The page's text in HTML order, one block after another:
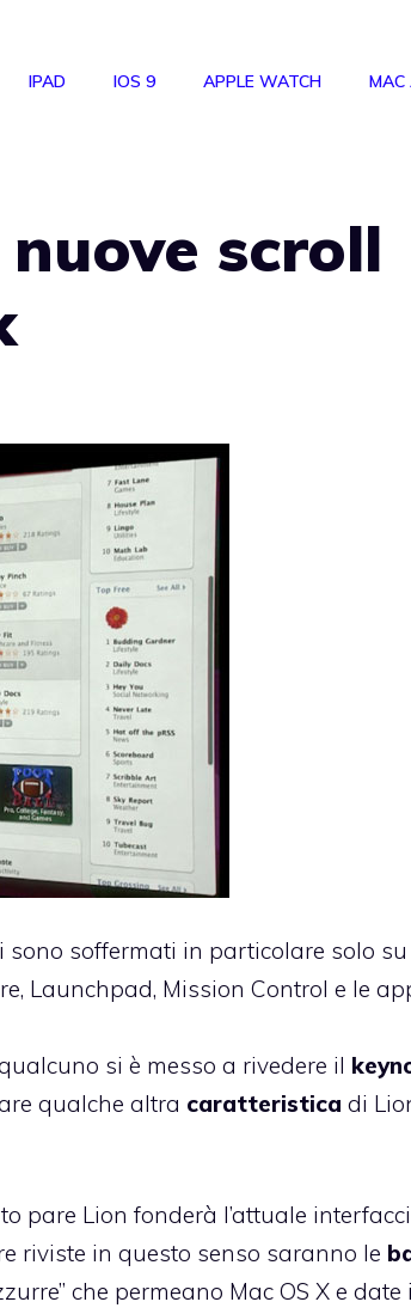
IPAD IOS 9 APPLE WATCH MAC
nuove scroll
sono soffermati in particolare solo su
Launchpad, Mission Control e le
si è messo a rivedere il
qualche altra caratteristica di
pare Lion fonderà l’attuale
riviste in questo senso saranno le
che permeano Mac OS X e date